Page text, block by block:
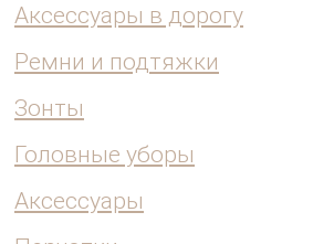
Аксессуары в дорогу
Ремни и подтяжки
Зонты
Головные уборы
Аксессуары